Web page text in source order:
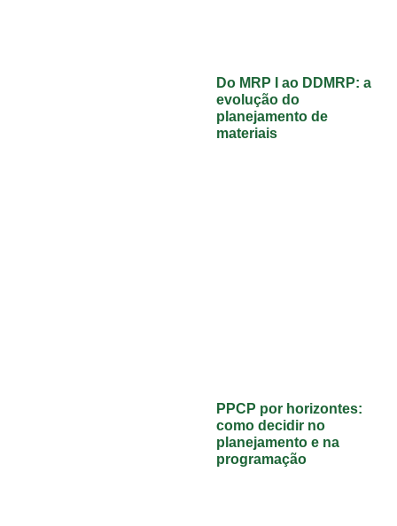
Do MRP I ao DDMRP: a
evolução do
planejamento de
materiais
PPCP por horizontes:
como decidir no
planejamento e na
programação